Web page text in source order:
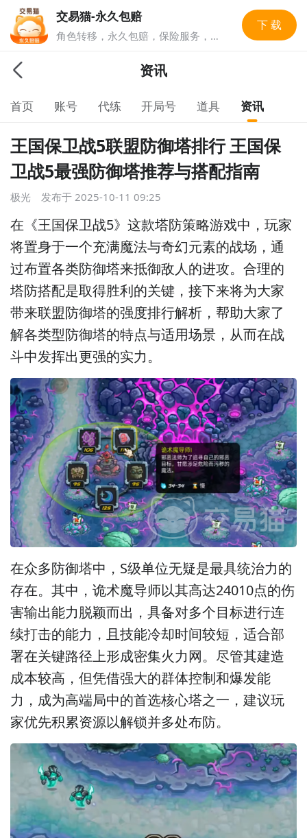
交易猫-永久包赔
角色转移，永久包赔，保险服务，实
就上交易猫，1亿玩家选择的游戏交
下 载
资讯
首页 账号 代练 开局号 道具 资讯
王国保卫战5联盟防御塔排行 王国保
卫战5最强防御塔推荐与搭配指南
极光 发布于 2025-10-11 09:25
在《王国保卫战5》这款塔防策略游戏中，玩家
将置身于一个充满魔法与奇幻元素的战场，通
过布置各类防御塔来抵御敌人的进攻。合理的
塔防搭配是取得胜利的关键，接下来将为大家
带来联盟防御塔的强度排行解析，帮助大家了
解各类型防御塔的特点与适用场景，从而在战
斗中发挥出更强的实力。
在众多防御塔中，S级单位无疑是最具统治力的
存在。其中，诡术魔导师以其高达24010点的伤
害输出能力脱颖而出，具备对多个目标进行连
续打击的能力，且技能冷却时间较短，适合部
署在关键路径上形成密集火力网。尽管其建造
成本较高，但凭借强大的群体控制和爆发能
力，成为高端局中的首选核心塔之一，建议玩
家优先积累资源以解锁并多处布防。